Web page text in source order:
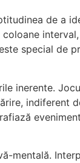
de a
special
inerente.
mentală.